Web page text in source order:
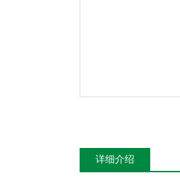
详细介绍